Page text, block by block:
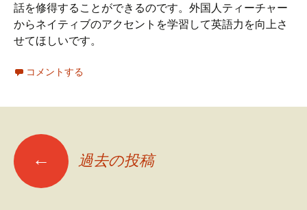
話を修得することができるのです。外国人ティーチャー
からネイティブのアクセントを学習して英語力を向上さ
せてほしいです。
コメントする
投← 過去の投稿